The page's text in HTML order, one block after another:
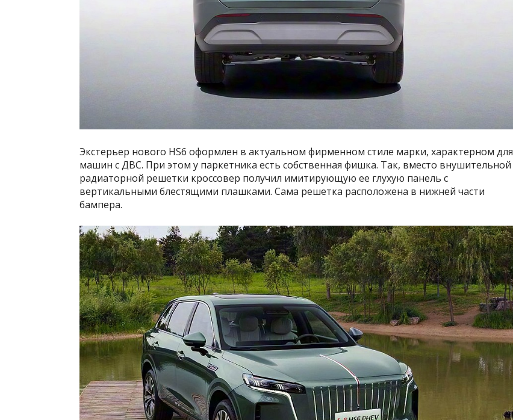
Экстерьер нового HS6 оформлен в актуальном фирменном стиле марки, характерном для
машин с ДВС. При этом у паркетника есть собственная фишка. Так, вместо внушительной
радиаторной решетки кроссовер получил имитирующую ее глухую панель с
вертикальными блестящими плашками. Сама решетка расположена в нижней части
бампера.